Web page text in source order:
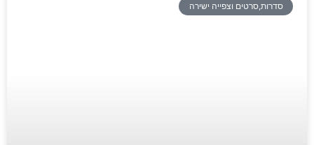
סדרות,סרטים וצפייה ישירה